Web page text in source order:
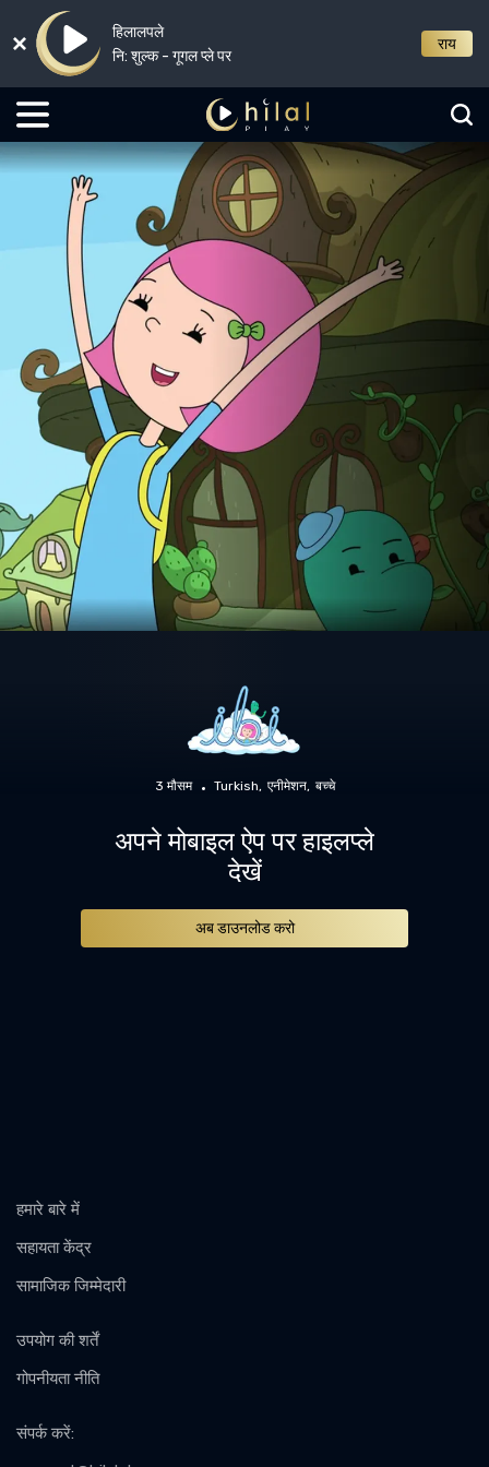
हिलालपले
नि: शुल्क - गूगल प्ले पर
राय
3 मौसम Turkish एनीमेशन बच्चे
अपने मोबाइल ऐप पर हाइलप्ले
देखें
अब डाउनलोड करो
हमारे बारे में
सहायता केंद्र
सामाजिक जिम्मेदारी
उपयोग की शर्तें
गोपनीयता नीति
संपर्क करें: